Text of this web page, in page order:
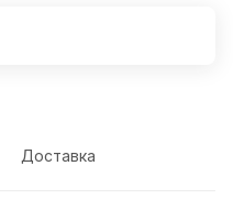
Доставка